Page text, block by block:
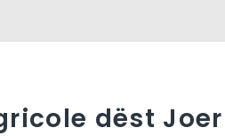
dëst Joer